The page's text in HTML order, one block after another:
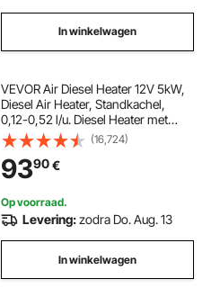
In winkelwagen
VEVOR Air Diesel Heater 12V 5kW,
Diesel Air Heater, Standkachel,
0,12-0,52 l/u. Diesel Heater met
LCD-scherm en afstandsbediening.
(16,724)
9390€
Op voorraad.
Levering:zodra Do. Aug. 13
In winkelwagen